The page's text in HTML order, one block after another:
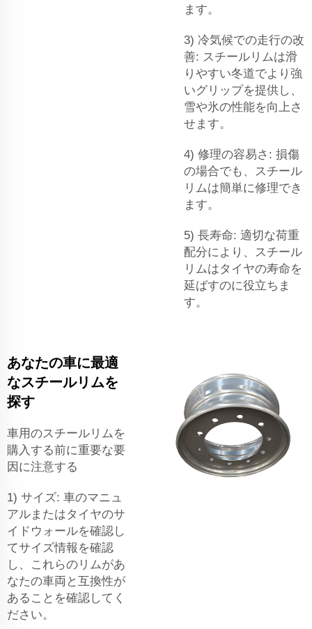
ます。
3) 冷気候での走行の改
善: スチールリムは滑
りやすい冬道でより強
いグリップを提供し、
雪や氷の性能を向上さ
せます。
4) 修理の容易さ: 損傷
の場合でも、スチール
リムは簡単に修理でき
ます。
5) 長寿命: 適切な荷重
配分により、スチール
リムはタイヤの寿命を
延ばすのに役立ちま
す。
あなたの車に最適
なスチールリムを
探す
車用のスチールリムを
購入する前に重要な要
因に注意する
1) サイズ: 車のマニュ
アルまたはタイヤのサ
イドウォールを確認し
てサイズ情報を確認
し、これらのリムがあ
なたの車両と互換性が
あることを確認してく
ださい。